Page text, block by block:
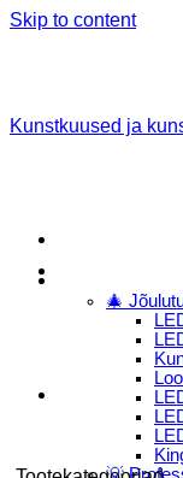
Skip to content
🎄
Kunstkuused ja